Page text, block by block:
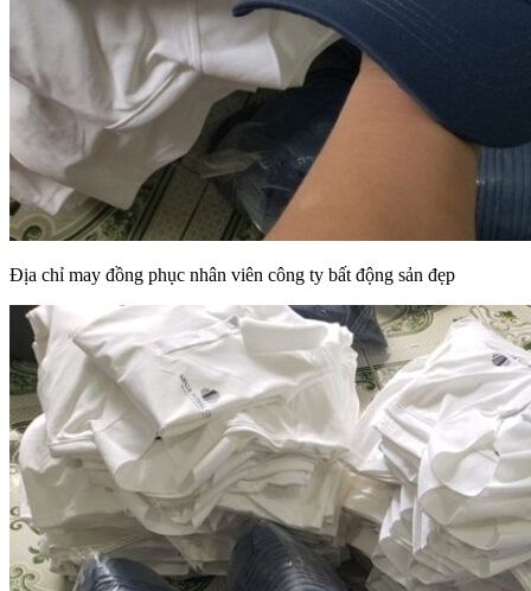
Địa chỉ may đồng phục nhân viên công ty bất động sản đẹp